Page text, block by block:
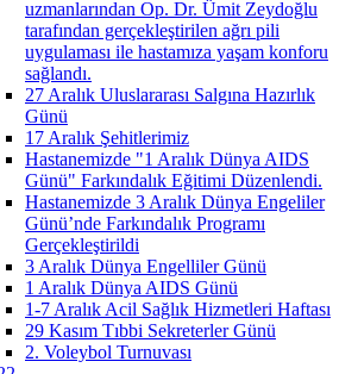
uzmanlarından Op. Dr. Ümit Zeydoğlu
tarafından gerçekleştirilen ağrı pili
uygulaması ile hastamıza yaşam konforu
sağlandı.
27 Aralık Uluslararası Salgına Hazırlık
Günü
17 Aralık Şehitlerimiz
Hastanemizde "1 Aralık Dünya AIDS
Günü" Farkındalık Eğitimi Düzenlendi.
Hastanemizde 3 Aralık Dünya Engeliler
Günü’nde Farkındalık Programı
Gerçekleştirildi
3 Aralık Dünya Engelliler Günü
1 Aralık Dünya AIDS Günü
1-7 Aralık Acil Sağlık Hizmetleri Haftası
29 Kasım Tıbbi Sekreterler Günü
2. Voleybol Turnuvası